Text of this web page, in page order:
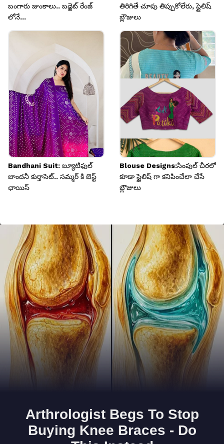
బంగారు జుంకాలు.. బడ్జెట్ రేంజ్
లోనే...
తిరిగితే చూపు తిప్పుకోలేరు, స్టైలిష్
బ్లౌజులు
Bandhani Suit: బ్యూటిఫుల్
బాందనీ కుర్తాసెట్.. సమ్మర్ కి బెస్ట్
ఛాయిస్
Blouse Designs:సింపుల్ చీరలో
కూడా స్టైలిష్ గా కనిపించేలా చేసే
బ్లౌజులు